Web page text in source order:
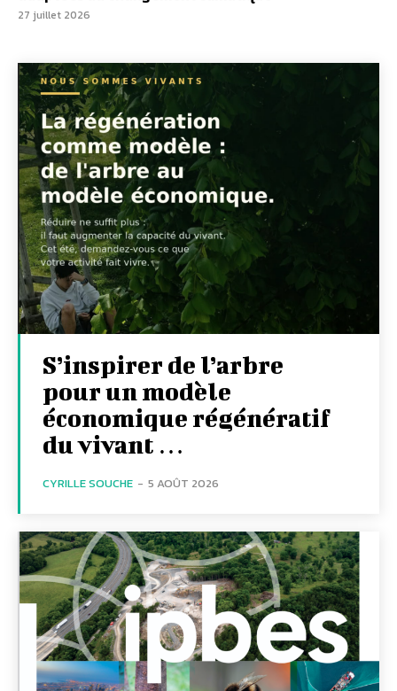
27 juillet 2026
S’inspirer de l’arbre
pour un modèle
économique régénératif
du vivant …
CYRILLE SOUCHE - 5 AOÛT 2026